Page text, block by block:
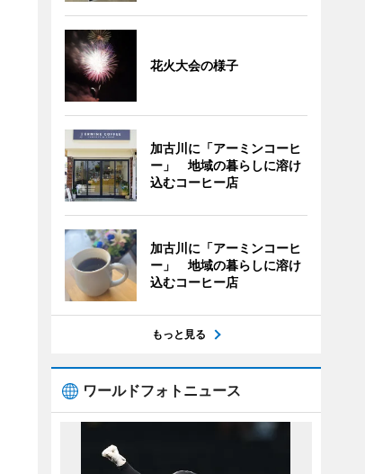
花火大会の様子
加古川に「アーミンコーヒ
ー」 地域の暮らしに溶け
込むコーヒー店
加古川に「アーミンコーヒ
ー」 地域の暮らしに溶け
込むコーヒー店
もっと見る
ワールドフォトニュース